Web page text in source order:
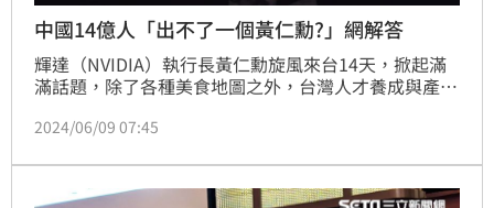
中國14億人「出不了一個黃仁勳?」網解答
輝達（NVIDIA）執行長黃仁勳旋風來台14天，掀起滿
滿話題，除了各種美食地圖之外，台灣人才養成與產業
中國有14億人「出不了一個黃仁勳?」，留言區則看法
2024/06/09 07:45